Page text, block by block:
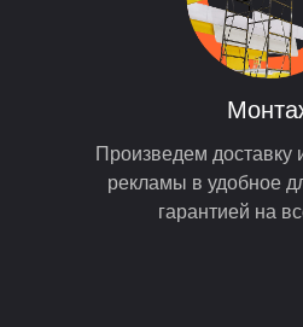
Произведем
рекламы в удобное
гарантией на